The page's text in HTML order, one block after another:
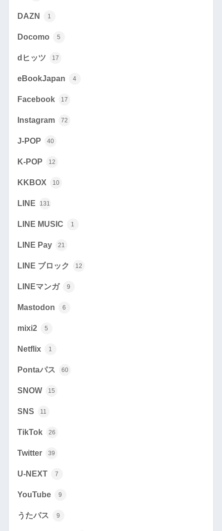
DAZN 1
Docomo 5
dヒッツ 17
eBookJapan 4
Facebook 17
Instagram 72
J-POP 40
K-POP 12
KKBOX 10
LINE 131
LINE MUSIC 1
LINE Pay 21
LINE ブロック 12
LINEマンガ 9
Mastodon 6
mixi2 5
Netflix 1
Pontaパス 60
SNOW 15
SNS 11
TikTok 26
Twitter 39
U-NEXT 7
YouTube 9
うたパス 9